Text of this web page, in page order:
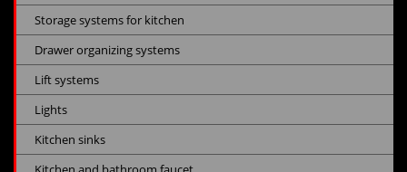
Storage systems for kitchen
Drawer organizing systems
Lift systems
Lights
Kitchen sinks